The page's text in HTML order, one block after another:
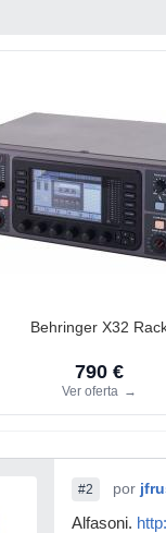
Behringer X32
790 €
Ver oferta →
#2 por
Alfasoni.